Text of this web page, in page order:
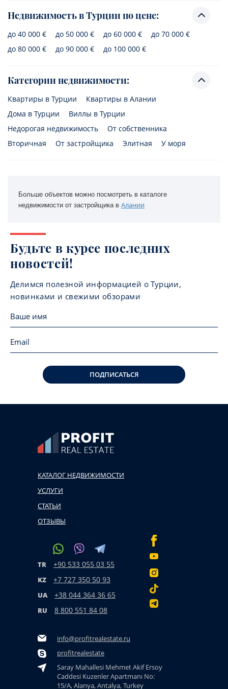
Недвижимость в Турции по цене:
до 40 000 € до 50 000 € до 60 000 €
до 70 000 €
до 80 000 €
до 90 000 € до 100 000 €
Категории недвижимости:
Квартиры в Турции
Квартиры в Алании
Дома в Турции
Виллы в Турции
Недорогая недвижимость
От собственника
Вторичная
От застройщика Элитная У моря
Больше объектов можно посмотреть в каталоге
недвижимости от застройщика в Алании
Будьте в курсе последних
новостей!
Делимся полезной информацией о Турции,
новинками и свежими обзорами
ПОДПИСАТЬСЯ
КАТАЛОГ НЕДВИЖИМОСТИ
УСЛУГИ
СТАТЬИ
ОТЗЫВЫ
TR +90 533 055 03 55
KZ +7 727 350 50 93
UA +38 044 364 36 65
RU 8 800 551 84 08
info@profitrealestate.ru
profitrealestate
Saray Mahallesi Mehmet Akif Ersoy
Caddesi Kuzenler Apartmanı No:
15/A, Alanya, Antalya, Turkey